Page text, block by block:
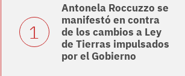
Antonela Roccuzzo se
manifestó en contra
de los cambios a Ley
de Tierras impulsados
por el Gobierno